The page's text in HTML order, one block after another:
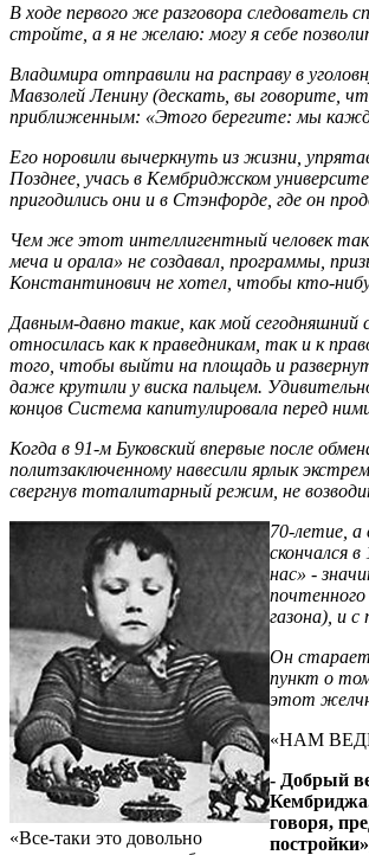
В ходе первого же разговора
стройте, а я не желаю: могу я себе
Владимира отправили на расправу в
Мавзолей Ленину (дескать, вы говорите,
приближенным: «Этого берегите: мы
Его норовили вычеркнуть из жизни,
Позднее, учась в Кембриджском
пригодились они и в Стэнфорде, где он
Чем же этот интеллигентный человек так
меча и орала» не создавал, программы,
Константинович не хотел, чтобы кто-
Давным-давно такие, как мой сегодняшний
относилась как к праведникам, так и к
того, чтобы выйти на площадь и
даже крутили у виска пальцем.
концов Система капитулировала перед
Когда в 91-м Буковский впервые после
политзаключенному навесили ярлык
свергнув тоталитарный режим, не
«Все-таки это довольно
70-летие,
скончался
нас» -
почтенного
газона), и
Он
пункт о
этот
«НАМ
- Добрый
говоря,